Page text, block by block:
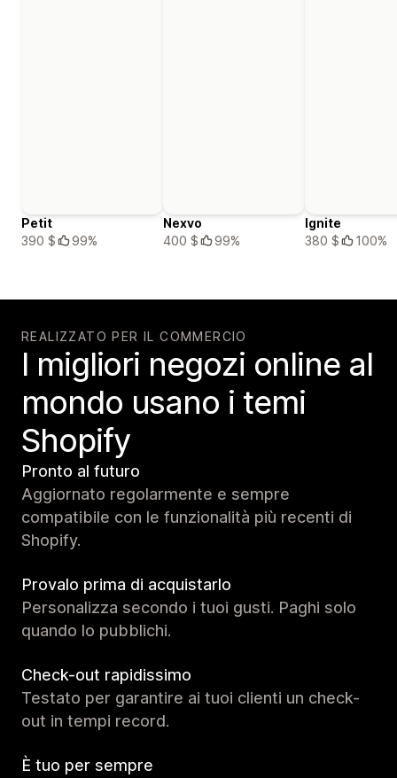
Petit
390 $
99%
Nexvo
400 $
99%
Ignite
380 $
100%
REALIZZATO PER IL COMMERCIO
I migliori negozi online al
mondo usano i temi
Shopify
Pronto al futuro
Aggiornato regolarmente e sempre
compatibile con le funzionalità più recenti di
Shopify.
Provalo prima di acquistarlo
Personalizza secondo i tuoi gusti. Paghi solo
quando lo pubblichi.
Check-out rapidissimo
Testato per garantire ai tuoi clienti un check-
out in tempi record.
È tuo per sempre